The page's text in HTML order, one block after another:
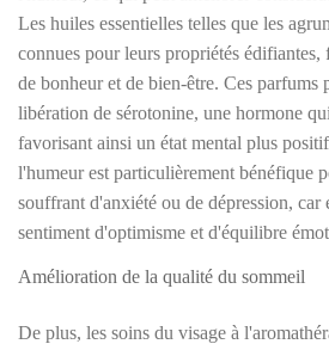
Les huiles essentielles telles que les
connues pour leurs propriétés édifiantes,
de bonheur et de bien-être. Ces parfums
libération de sérotonine, une hormone
favorisant ainsi un état mental plus
l'humeur est particulièrement bénéfique
souffrant d'anxiété ou de dépression, car
sentiment d'optimisme et d'équilibre
Amélioration de la qualité du sommeil
De plus, les soins du visage à